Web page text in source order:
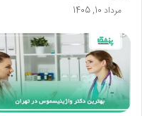
مرداد 10, 1405